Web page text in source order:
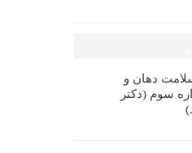
دهان و
سوم (دکتر